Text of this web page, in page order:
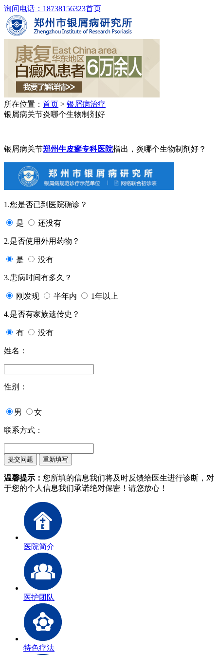
首页
询问电话：18738156323
所在位置： 首页 > 银屑病治疗
银屑病关节炎哪个生物制剂好
银屑病关节郑州牛皮癣专科医院指出，炎哪个生物制剂好？
1.您是否已到医院确诊？
是 还没有
2.是否使用外用药物？
是 没有
3.患病时间有多久？
刚发现 半年内 1年以上
4.是否有家族遗传史？
有 没有
姓名：
性别：
男 女
联系方式：
温馨提示： 您所填的信息我们将及时反馈给医生进行诊断，对
于您的个人信息我们承诺绝对保密！请您放心！
医院简介
医护团队
特色疗法